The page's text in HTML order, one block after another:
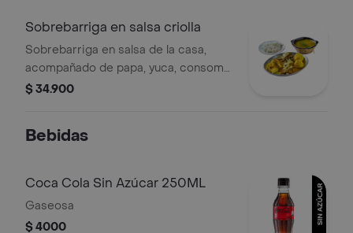
Sobrebarriga en salsa criolla
Sobrebarriga en salsa de la casa,
acompañado de papa, yuca, consomé
y arroz blanco.
$ 34.900
Bebidas
Coca Cola Sin Azúcar 250ML
Gaseosa
$ 4000